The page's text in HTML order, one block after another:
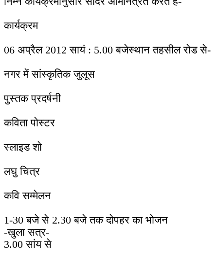
कार्यक्रम
06 अप्रैल 2012 सायं : 5.00 बजेस्थान तहसील रोड से-
नगर में सांस्कृतिक जुलूस
पुस्तक प्रदर्षनी
कविता पोस्टर
स्लाइड शो
लघु चित्र
कवि सम्मेलन
1-30 बजे से 2.30 बजे तक दोपहर का भोजन
-खुला सत्र-
3.00 सांय से